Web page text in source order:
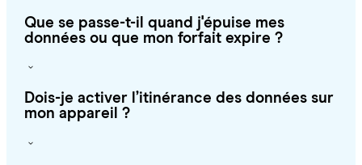
Que se passe-t-il quand j'épuise mes
données ou que mon forfait expire ?
Dois-je activer l’itinérance des données sur
mon appareil ?